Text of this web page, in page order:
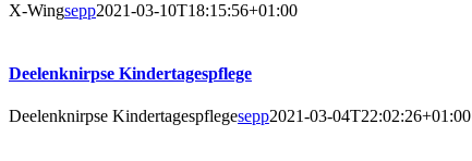
X‑Wingsepp2021-03-10T18:15:56+01:00
Deelen­knirp­se Kindertagespflege
Deelen­knirp­se Kindertagespflegesepp2021-03-04T22:02:26+01:00